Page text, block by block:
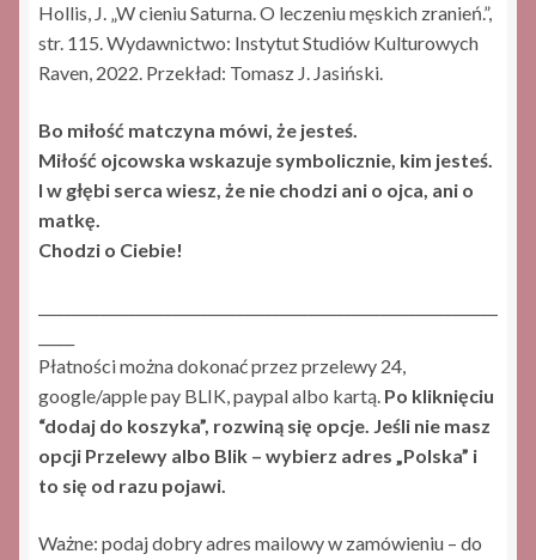
Hollis, J. „W cieniu Saturna. O leczeniu męskich zranień.”,
str. 115. Wydawnictwo: Instytut Studiów Kulturowych
Raven, 2022. Przekład: Tomasz J. Jasiński.
Bo miłość matczyna mówi, że jesteś.
Miłość ojcowska wskazuje symbolicznie, kim jesteś.
I w głębi serca wiesz, że nie chodzi ani o ojca, ani o
matkę.
Chodzi o Ciebie!
Płatności można dokonać przez przelewy 24,
google/apple pay BLIK, paypal albo kartą. Po kliknięciu
“dodaj do koszyka”, rozwiną się opcje. Jeśli nie masz
opcji Przelewy albo Blik – wybierz adres „Polska” i
to się od razu pojawi.
Ważne: podaj dobry adres mailowy w zamówieniu – do